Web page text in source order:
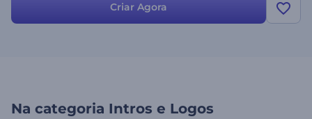
Criar Agora
Na categoria Intros e Logos